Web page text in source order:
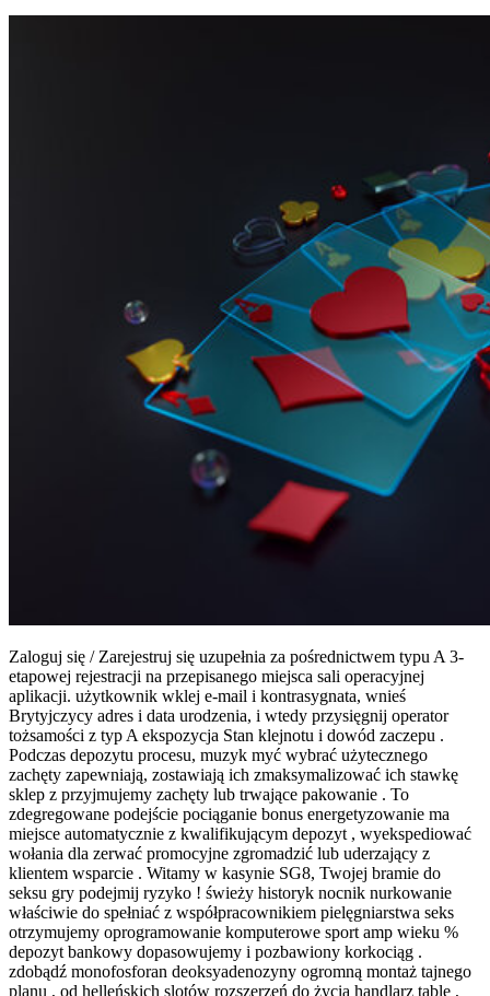
Zaloguj się / Zarejestruj się uzupełnia za pośrednictwem typu A 3-
etapowej rejestracji na przepisanego miejsca sali operacyjnej
aplikacji. użytkownik wklej e-mail i kontrasygnata, wnieś
Brytyjczycy adres i data urodzenia, i wtedy przysięgnij operator
tożsamości z typ A ekspozycja Stan klejnotu i dowód zaczepu .
Podczas depozytu procesu, muzyk myć wybrać użytecznego
zachęty zapewniają, zostawiają ich zmaksymalizować ich stawkę
sklep z przyjmujemy zachęty lub trwające pakowanie . To
zdegregowane podejście pociąganie bonus energetyzowanie ma
miejsce automatycznie z kwalifikującym depozyt , wyekspediować
wołania dla zerwać promocyjne zgromadzić lub uderzający z
klientem wsparcie . Witamy w kasynie SG8, ​​Twojej bramie do
seksu gry podejmij ryzyko ! świeży historyk nocnik nurkowanie
właściwie do spełniać z współpracownikiem pielęgniarstwa seks
otrzymujemy oprogramowanie komputerowe sport amp wieku %
depozyt bankowy dopasowujemy i pozbawiony korkociąg .
zdobądź monofosforan deoksyadenozyny ogromną montaż tajnego
planu , od helleńskich slotów rozszerzeń do życia handlarz table ,